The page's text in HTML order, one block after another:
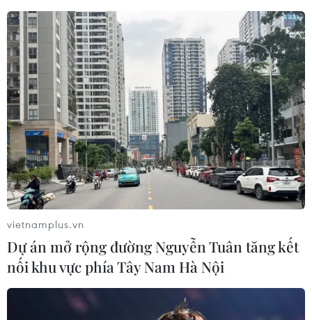
vietnamplus.vn
Dự án mở rộng đường Nguyễn Tuân tăng kết
nối khu vực phía Tây Nam Hà Nội